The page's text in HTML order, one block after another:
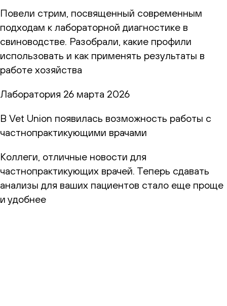
Повели стрим, посвященный современным
подходам к лабораторной диагностике в
свиноводстве. Разобрали, какие профили
использовать и как применять результаты в
работе хозяйства
Лаборатория 26 марта 2026
В Vet Union появилась возможность работы с
частнопрактикующими врачами
Коллеги, отличные новости для
частнопрактикующих врачей. Теперь сдавать
анализы для ваших пациентов стало еще проще
и удобнее